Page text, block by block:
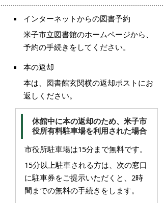
インターネットからの図書予約
米子市立図書館のホームページから、
予約の手続きをしてください。
本の返却
本は、図書館玄関横の返却ポストにお
返しください。
休館中に本の返却のため、米子市
役所有料駐車場を利用された場合
市役所駐車場は15分まで無料です。
15分以上駐車される方は、次の窓口
に駐車券をご提示いただくと、2時
間までの無料の手続きをします。